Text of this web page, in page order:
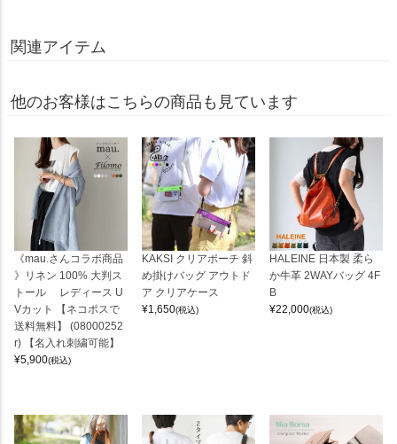
関連アイテム
他のお客様はこちらの商品も見ています
《mau.さんコラボ商品
》リネン 100% 大判ス
トール レディース U
Vカット 【ネコポスで
送料無料】 (08000252
r) 【名入れ刺繍可能】
¥5,900(税込)
KAKSI クリアポーチ 斜
め掛けバッグ アウトド
ア クリアケース
¥1,650(税込)
HALEINE 日本製 柔ら
か牛革 2WAYバッグ 4F
B
¥22,000(税込)